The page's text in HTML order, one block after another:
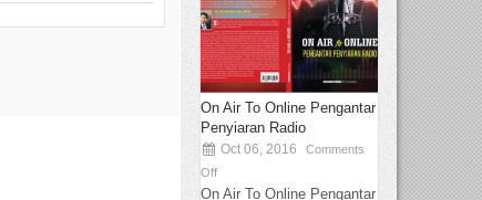
On Air To Online Pengantar
Penyiaran Radio
Oct 06, 2016
Comments
Off
On Air To Online Pengantar